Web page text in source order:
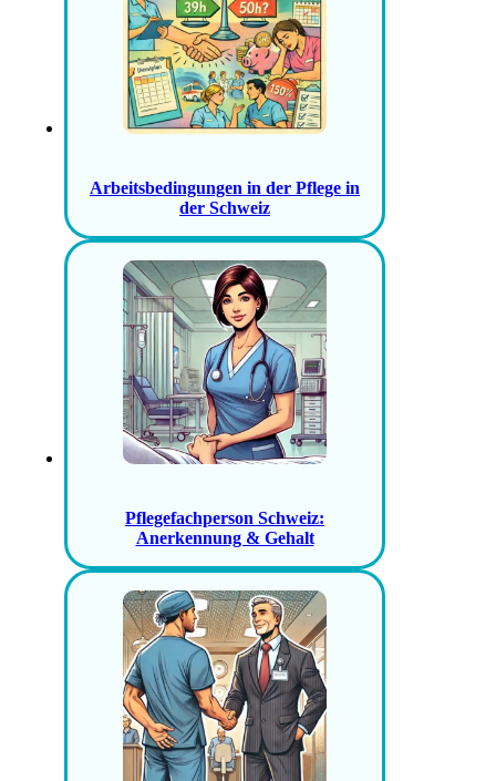
Arbeitsbedingungen in der Pflege in
der Schweiz
Pflegefachperson Schweiz:
Anerkennung & Gehalt